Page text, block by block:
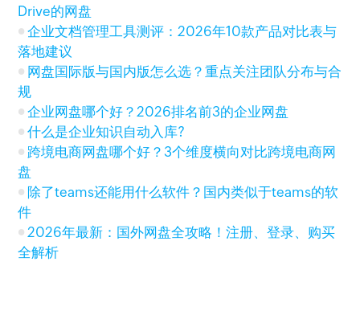
Drive的网盘
企业文档管理工具测评：2026年10款产品对比表与
落地建议
网盘国际版与国内版怎么选？重点关注团队分布与合
规
企业网盘哪个好？2026排名前3的企业网盘
什么是企业知识自动入库?
跨境电商网盘哪个好？3个维度横向对比跨境电商网
盘
除了teams还能用什么软件？国内类似于teams的软
件
2026年最新：国外网盘全攻略！注册、登录、购买
全解析